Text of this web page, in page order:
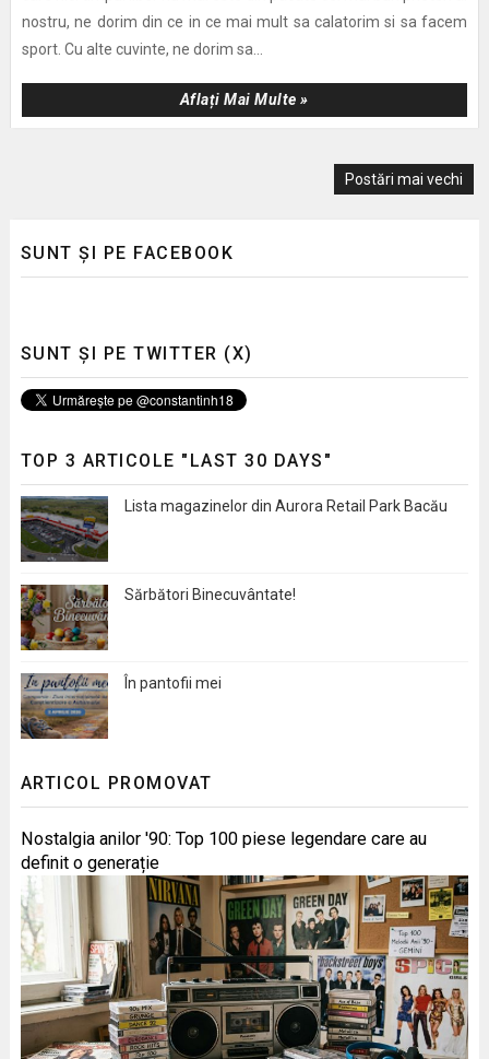
nostru, ne dorim din ce in ce mai mult sa calatorim si sa facem
sport. Cu alte cuvinte, ne dorim sa...
Aflați Mai Multe »
Postări mai vechi
SUNT ȘI PE FACEBOOK
SUNT ȘI PE TWITTER (X)
TOP 3 ARTICOLE "LAST 30 DAYS"
Lista magazinelor din Aurora Retail Park Bacău
Sărbători Binecuvântate!
În pantofii mei
ARTICOL PROMOVAT
Nostalgia anilor '90: Top 100 piese legendare care au
definit o generație